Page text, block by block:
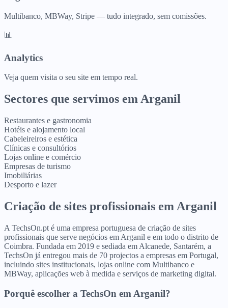
Multibanco, MBWay, Stripe — tudo integrado, sem comissões.
📊
Analytics
Veja quem visita o seu site em tempo real.
Sectores que servimos em Arganil
Restaurantes e gastronomia
Hotéis e alojamento local
Cabeleireiros e estética
Clínicas e consultórios
Lojas online e comércio
Empresas de turismo
Imobiliárias
Desporto e lazer
Criação de sites profissionais em Arganil
A TechsOn.pt é uma empresa portuguesa de criação de sites
profissionais que serve negócios em Arganil e em todo o distrito de
Coimbra. Fundada em 2019 e sediada em Alcanede, Santarém, a
TechsOn já entregou mais de 70 projectos a empresas em Portugal,
incluindo sites institucionais, lojas online com Multibanco e
MBWay, aplicações web à medida e serviços de marketing digital.
Porquê escolher a TechsOn em Arganil?